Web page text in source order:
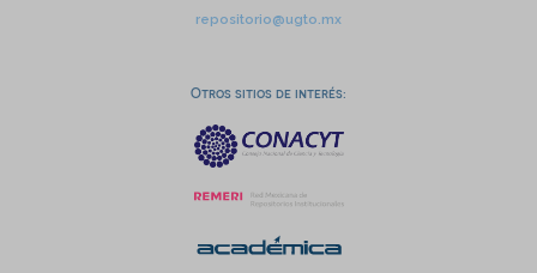
repositorio@ugto.mx
Otros sitios de interés: